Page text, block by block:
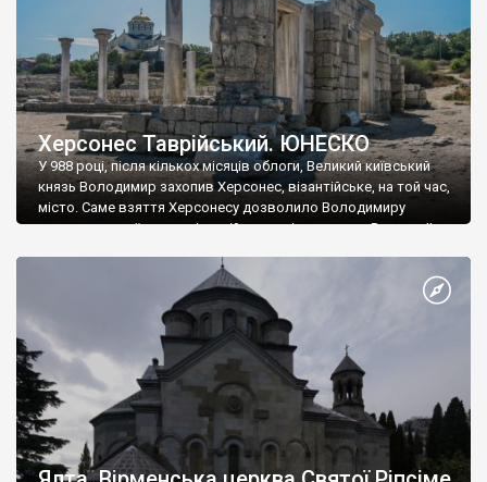
Херсонес Таврійський. ЮНЕСКО
У 988 році, після кількох місяців облоги, Великий київський
князь Володимир захопив Херсонес, візантійське, на той час,
місто. Саме взяття Херсонесу дозволило Володимиру
диктувати свої умови візантійському імператору Василю ІІ, та
Херсонесі Володимир-язичник, став Василем-християнином.
А потім було Хрещення Русі. На честь Херсонесу Таврійського